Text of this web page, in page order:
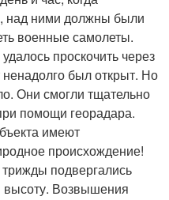
над ними должны были
военные самолеты.
проскочить через
был открыт. Но
Они смогли тщательно
помощи георадара.
имеют
происхождение!
подвергались
высоту. Возвышения